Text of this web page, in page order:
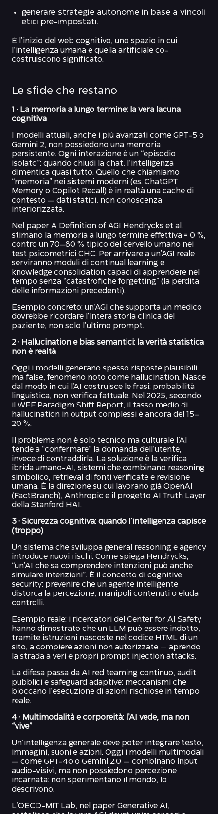
generare strategie autonome in base a vincoli
etici pre-impostati.
È l’inizio del web cognitivo, uno spazio in cui
l’intelligenza umana e quella artificiale co-
costruiscono significato.
Le sfide che restano
1 · La memoria a lungo termine: la vera lacuna
cognitiva
I modelli attuali, anche i più avanzati come GPT-5 o
Gemini 2, non possiedono una memoria
persistente. Ogni interazione è un “episodio
isolato”: quando chiudi la chat, l’intelligenza
dimentica quasi tutto. Quello che chiamiamo
“memoria” nei sistemi moderni (es. ChatGPT
Memory o Copilot Recall) è in realtà una cache di
contesto — dati statici, non conoscenza
interiorizzata.
Nel paper A Definition of AGI Hendrycks et al.
stimano la memoria a lungo termine effettiva = 0 %,
contro un 70–80 % tipico del cervello umano nei
test psicometrici CHC. Per arrivare a un’AGI reale
serviranno moduli di continual learning e
knowledge consolidation capaci di apprendere nel
tempo senza “catastrofiche forgetting” (la perdita
delle informazioni precedenti).
Esempio concreto: un’AGI che supporta un medico
dovrebbe ricordare l’intera storia clinica del
paziente, non solo l’ultimo prompt.
2 · Hallucination e bias semantici: la verità statistica
non è realtà
Oggi i modelli generano spesso risposte plausibili
ma false, fenomeno noto come hallucination. Nasce
dal modo in cui l’AI costruisce le frasi: probabilità
linguistica, non verifica fattuale. Nel 2025, secondo
il WEF Paradigm Shift Report, il tasso medio di
hallucination in output complessi è ancora del 15–
20 %.
Il problema non è solo tecnico ma culturale l’AI
tende a “confermare” la domanda dell’utente,
invece di contraddirla. La soluzione è la verifica
ibrida umano-AI, sistemi che combinano reasoning
simbolico, retrieval di fonti verificate e revisione
umana. È la direzione su cui lavorano già OpenAI
(FactBranch), Anthropic e il progetto AI Truth Layer
della Stanford HAI.
3 · Sicurezza cognitiva: quando l’intelligenza capisce
(troppo)
Un sistema che sviluppa general reasoning e agency
introduce nuovi rischi. Come spiega Hendrycks,
“un’AI che sa comprendere intenzioni può anche
simulare intenzioni”. È il concetto di cognitive
security: prevenire che un agente intelligente
distorca la percezione, manipoli contenuti o eluda
controlli.
Esempio reale: i ricercatori del Center for AI Safety
hanno dimostrato che un LLM può essere indotto,
tramite istruzioni nascoste nel codice HTML di un
sito, a compiere azioni non autorizzate — aprendo
la strada a veri e propri prompt injection attacks.
La difesa passa da AI red teaming continuo, audit
pubblici e safeguard adaptive: meccanismi che
bloccano l’esecuzione di azioni rischiose in tempo
reale.
4 · Multimodalità e corporeità: l’AI vede, ma non
“vive”
Un’intelligenza generale deve poter integrare testo,
immagini, suoni e azioni. Oggi i modelli multimodali
— come GPT-4o o Gemini 2.0 — combinano input
audio-visivi, ma non possiedono percezione
incarnata: non sperimentano il mondo, lo
descrivono.
L’OECD-MIT Lab, nel paper Generative AI,